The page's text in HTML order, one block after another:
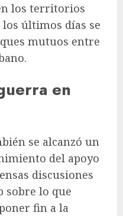
los territorios
los últimos días se
mutuos entre
en
se alcanzó un
del apoyo
discusiones
sobre lo que
fin a la